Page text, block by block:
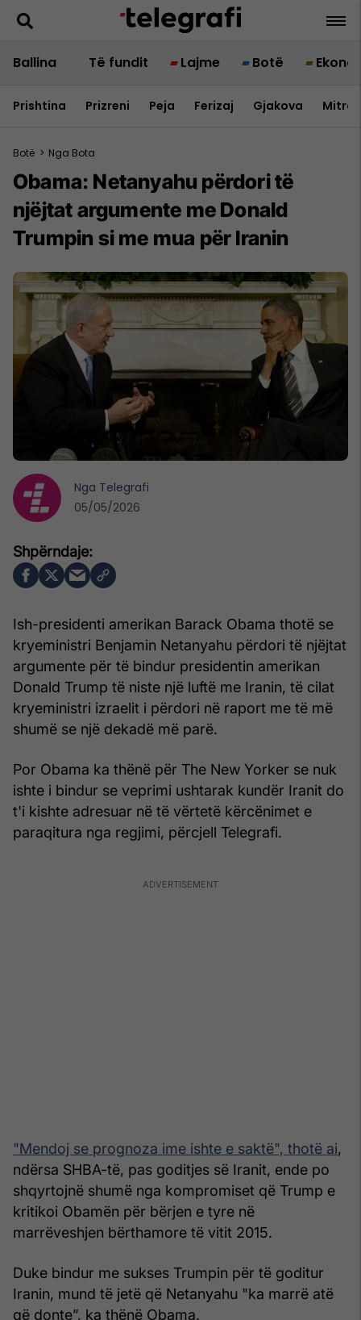
Ballina Të fundit Lajme Botë
Prishtina Prizreni Peja Ferizaj Gjakova
Botë > Nga Bota
Obama: Netanyahu përdori të
njëjtat argumente me Donald
Trumpin si me mua për Iranin
Ish-presidenti amerikan Barack Obama thotë se
kryeministri Benjamin Netanyahu përdori të njëjtat
argumente për të bindur presidentin amerikan
Donald Trump të niste një luftë me Iranin, të cilat
kryeministri izraelit i përdori në raport me të më
shumë se një dekadë më parë.
Por Obama ka thënë për The New Yorker se nuk
ishte i bindur se veprimi ushtarak kundër Iranit do
t'i kishte adresuar në të vërtetë kërcënimet e
paraqitura nga regjimi, përcjell Telegrafi.
"Mendoj se prognoza ime ishte e saktë", thotë ai,
ndërsa SHBA-të, pas goditjes së Iranit, ende po
shqyrtojnë shumë nga kompromiset që Trump e
kritikoi Obamën për bërjen e tyre në
marrëveshjen bërthamore të vitit 2015.
Duke bindur me sukses Trumpin për të goditur
Iranin, mund të jetë që Netanyahu "ka marrë atë
që donte”, ka thënë Obama.
Nga Telegrafi
05/05/2026